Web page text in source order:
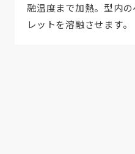
融温度まで加熱。型内の
レットを溶融させます。